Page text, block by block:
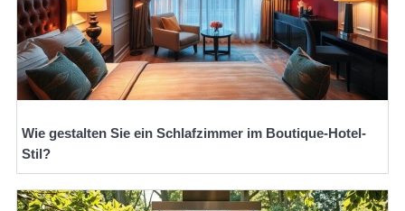
Wie gestalten Sie ein Schlafzimmer im Boutique-Hotel-
Stil?